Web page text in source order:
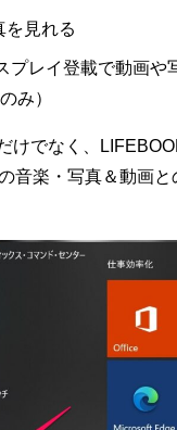
を見れる
プレイ登載で動画や
み）
けでなく、
音楽・写真＆動画と